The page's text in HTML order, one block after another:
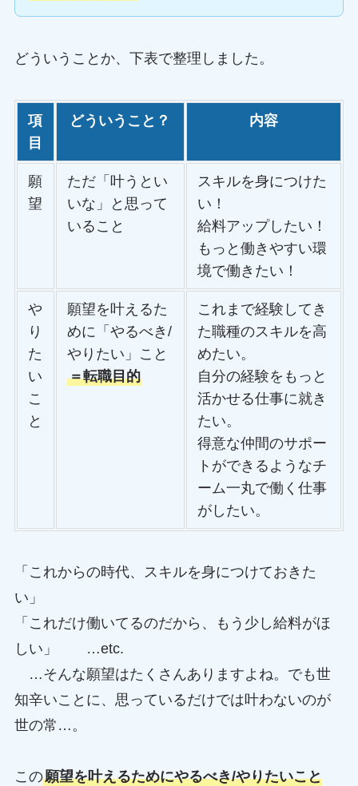
どういうことか、下表で整理しました。
項
目
どういうこと？ 内容
願
望
ただ「叶うとい
いな」と思って
いること
スキルを身につけた
い！
給料アップしたい！
もっと働きやすい環
境で働きたい！
や
り
た
い
こ
と
願望を叶えるた
めに「やるべき/
やりたい」こと
＝転職目的
これまで経験してき
た職種のスキルを高
めたい。
自分の経験をもっと
活かせる仕事に就き
たい。
得意な仲間のサポー
トができるようなチ
ーム一丸で働く仕事
がしたい。
「これからの時代、スキルを身につけておきた
い」
「これだけ働いてるのだから、もう少し給料がほ
しい」 …etc.
…そんな願望はたくさんありますよね。でも世
知辛いことに、思っているだけでは叶わないのが
世の常…。
この願望を叶えるためにやるべき/やりたいこと